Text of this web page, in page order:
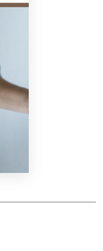
+370 667 80 541
info@elvislab.lt